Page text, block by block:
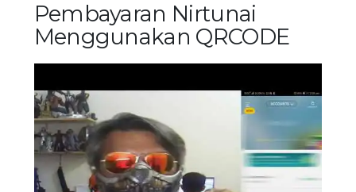
Pembayaran Nirtunai
Menggunakan QRCODE